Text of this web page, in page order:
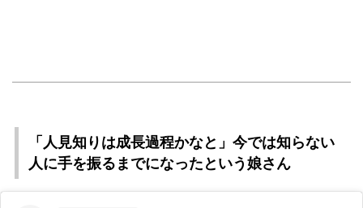
「人見知りは成長過程かなと」今では知らない
人に手を振るまでになったという娘さん